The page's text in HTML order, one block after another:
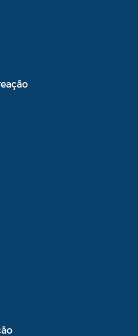
Meio Ambiente -
dos Direitos da
de Araruama -